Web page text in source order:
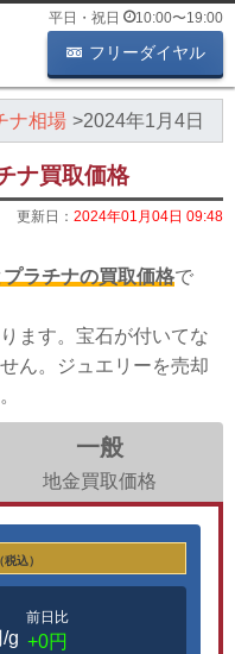
平日・祝日 10:00〜19:00
フリーダイヤル
ナ相場 2024年1月4日
ナ買取価格
更新日： 2024年01月04日 09:48
ラチナの買取価格で
ます。宝石が付いてな
ん。ジュエリーを売却
一般
地金買取価格
（税込）
/g
前日比
+0円